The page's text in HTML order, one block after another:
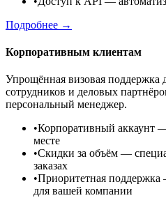
Подробнее →
Корпоративным клиентам
Упрощённая визовая поддержка
сотрудников и деловых
персональный менеджер.
•Корпоративный аккаунт —
месте
•Скидки за объём —
заказах
•Приоритетная поддержка
для вашей компании